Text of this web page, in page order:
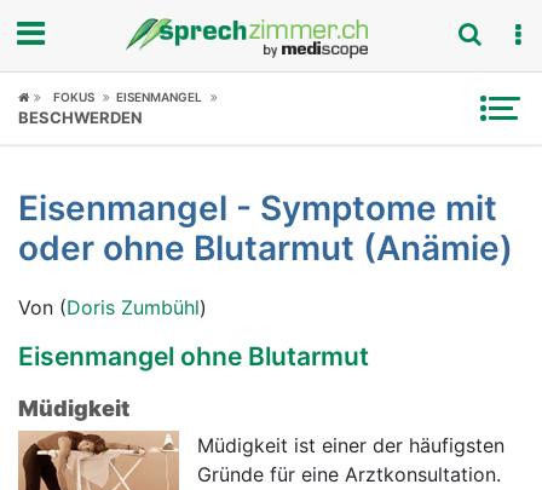
Fokus
Symptome
Rubriken
FOKUS EISENMANGEL
BESCHWERDEN
Eisenmangel - Symptome mit
oder ohne Blutarmut (Anämie)
Von (Doris Zumbühl)
Eisenmangel ohne Blutarmut
Müdigkeit
Müdigkeit ist einer der häufigsten
Gründe für eine Arztkonsultation.